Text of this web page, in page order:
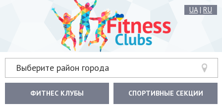
UA| RU
Выберите район города
ФИТНЕС КЛУБЫ СПОРТИВНЫЕ СЕКЦИИ